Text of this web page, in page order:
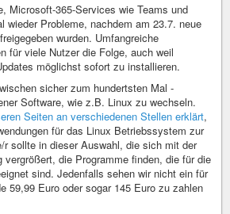
Microsoft-365-Services wie Teams und
wieder Probleme, nachdem am 23.7. neue
wurden. Umfangreiche
für viele Nutzer die Folge, auch weil
möglichst sofort zu installieren.
sicher zum hundertsten Mal -
Software, wie z.B. Linux zu wechseln.
Seiten an verschiedenen Stellen erklärt,
für das Linux Betriebssystem zur
r sollte in dieser Auswahl, die sich mit der
vergrößert, die Programme finden, die für die
sind. Jedenfalls sehen wir nicht ein für
59,99 Euro oder sogar 145 Euro zu zahlen